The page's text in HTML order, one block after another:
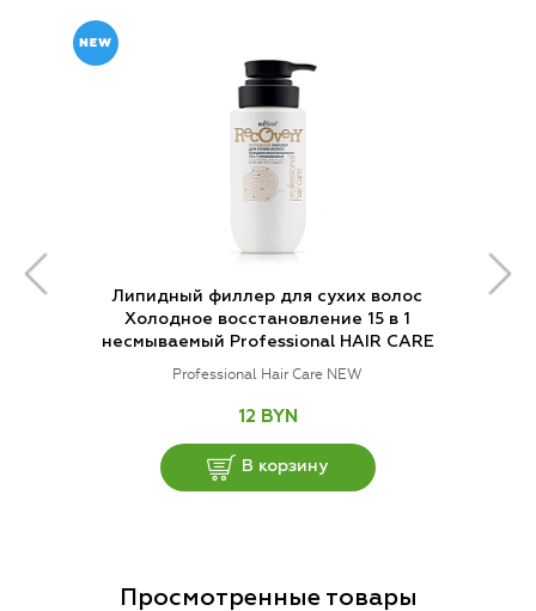
Липидный филлер для сухих волос
Холодное восстановление 15 в 1
несмываемый Professional HAIR CARE
Professional Hair Care NEW
12 BYN
В корзину
Просмотренные товары